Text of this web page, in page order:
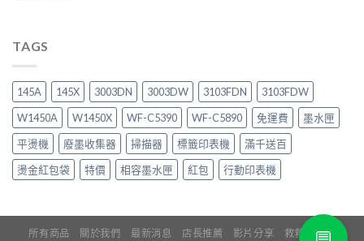
TAGS
145A 145X 3003DN 3003DW 3103FDN
3103FDW
W1450A
W1450X WF-C5390 WF-C5890 免運費
墨水匣
平燙機
廢墨收集器 掃描器 標籤印表機
滿千送百
燙金紅包袋
特價 相容墨水匣 紅包 行動印表機
所有商品 關於我們 最新消息 店長推薦 影片分享 救救印表機